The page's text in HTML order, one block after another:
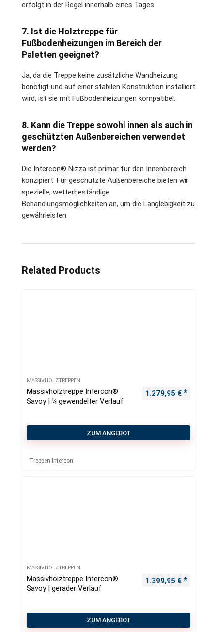
erfolgt in der Regel innerhalb eines Tages.
7. Ist die Holztreppe für
Fußbodenheizungen im Bereich der
Paletten geeignet?
Ja, da die Treppe keine zusätzliche Wandheizung
benötigt und auf einer stabilen Konstruktion installiert
wird, ist sie mit Fußbodenheizungen kompatibel.
8. Kann die Treppe sowohl innen als auch in
geschützten Außenbereichen verwendet
werden?
Die Intercon® Nizza ist primär für den Innenbereich
konzipiert. Für geschützte Außenbereiche bieten wir
spezielle, wetterbeständige
Behandlungsmöglichkeiten an, um die Langlebigkeit zu
gewährleisten.
Related Products
MASSIVHOLZTREPPEN
Massivholztreppe Intercon®
Savoy | ¼ gewendelter Verlauf
1.279,95 €
ZUM ANGEBOT
Treppen Intercon
MASSIVHOLZTREPPEN
Massivholztreppe Intercon®
Savoy | gerader Verlauf
1.399,95 €
ZUM ANGEBOT